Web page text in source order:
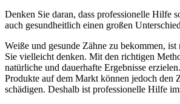
Denken Sie daran, dass professionelle Hilfe
auch gesundheitlich einen großen
Weiße und gesunde Zähne zu bekommen,
Sie vielleicht denken. Mit den richtigen
natürliche und dauerhafte Ergebnisse
Produkte auf dem Markt können jedoch den
schädigen. Deshalb ist professionelle Hilfe